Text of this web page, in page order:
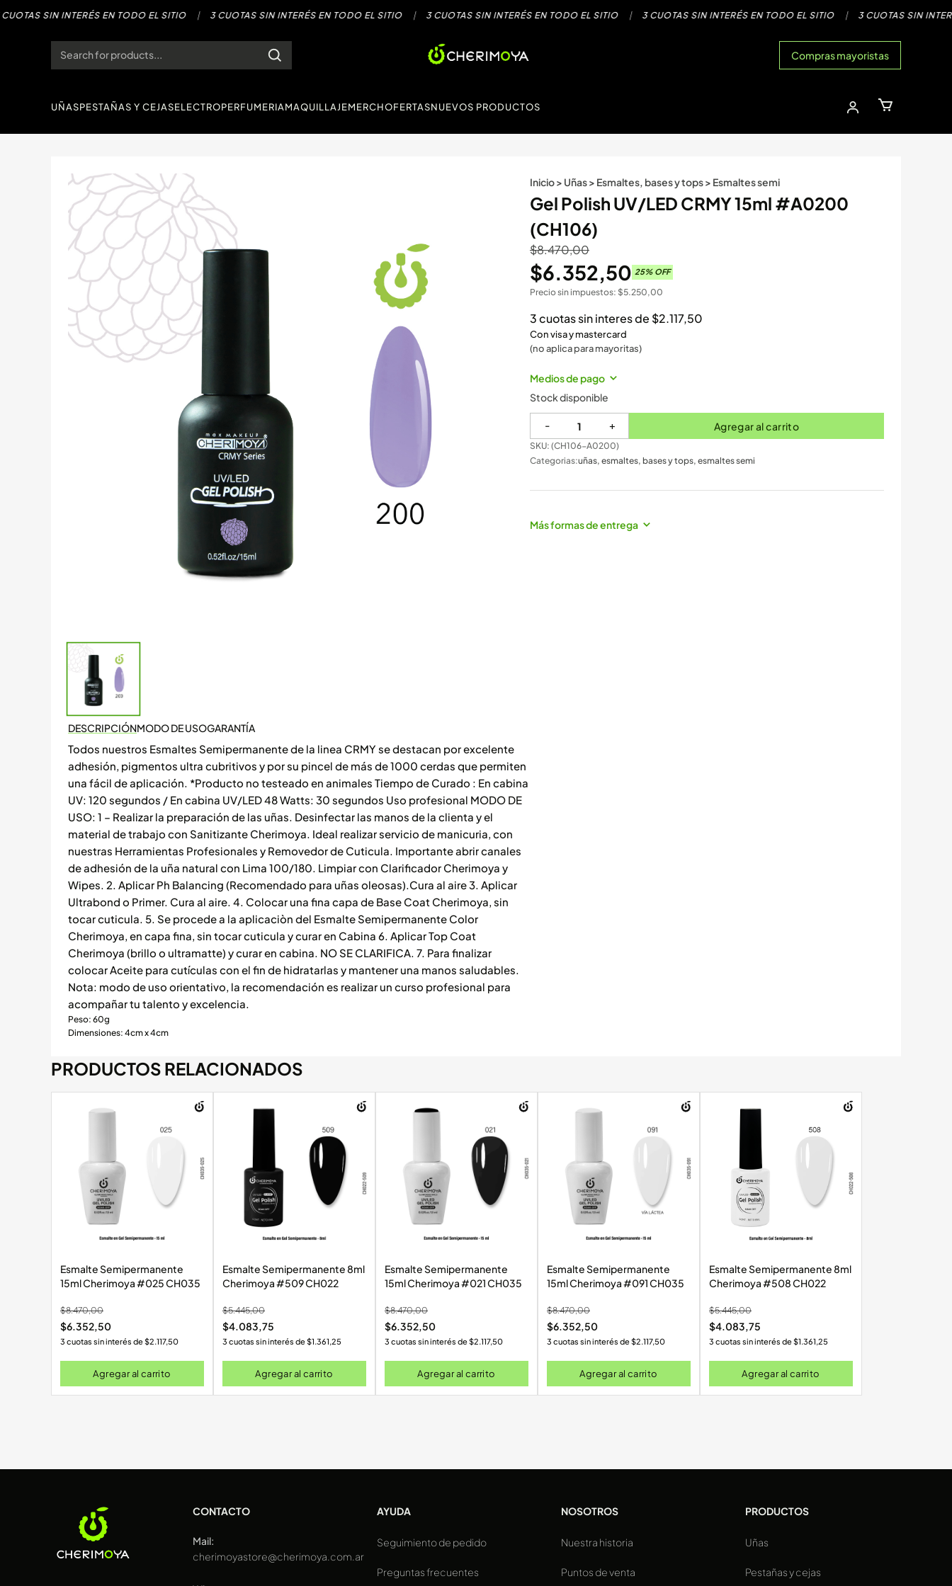
contenido
SIN INTERÉS EN TODO EL SITIO | 3 CUOTAS SIN INTERÉS EN TODO EL SITIO | 3 CUOTAS SIN INTERÉS EN TODO EL SITIO | 3 CUOTAS SIN INTERÉS EN TODO EL SITIO | 3 CUOTAS SIN INTERÉS
Products
search
Compras mayoristas
UÑASPESTAÑAS Y CEJASELECTROPERFUMERIAMAQUILLAJEMERCHOFERTASNUEVOS PRODUCTOS
DESCRIPCIÓNMODO DE USOGARANTÍA
Todos nuestros Esmaltes Semipermanente de la linea CRMY se destacan por excelente
adhesión, pigmentos ultra cubritivos y por su pincel de más de 1000 cerdas que permiten
una fácil de aplicación. *Producto no testeado en animales Tiempo de Curado : En cabina
UV: 120 segundos / En cabina UV/LED 48 Watts: 30 segundos Uso profesional MODO DE
USO: 1 – Realizar la preparación de las uñas. Desinfectar las manos de la clienta y el
material de trabajo con Sanitizante Cherimoya. Ideal realizar servicio de manicuria, con
nuestras Herramientas Profesionales y Removedor de Cuticula. Importante abrir canales
de adhesión de la uña natural con Lima 100/180. Limpiar con Clarificador Cherimoya y
Wipes. 2. Aplicar Ph Balancing (Recomendado para uñas oleosas).Cura al aire 3. Aplicar
Ultrabond o Primer. Cura al aire. 4. Colocar una fina capa de Base Coat Cherimoya, sin
tocar cuticula. 5. Se procede a la aplicaciòn del Esmalte Semipermanente Color
Cherimoya, en capa fina, sin tocar cuticula y curar en Cabina 6. Aplicar Top Coat
Cherimoya (brillo o ultramatte) y curar en cabina. NO SE CLARIFICA. 7. Para finalizar
colocar Aceite para cutículas con el fin de hidratarlas y mantener una manos saludables.
Nota: modo de uso orientativo, la recomendación es realizar un curso profesional para
acompañar tu talento y excelencia.
Peso: 60g
Dimensiones: 4cm x 4cm
Inicio> Uñas> Esmaltes, bases y tops> Esmaltes semi
Gel Polish UV/LED CRMY 15ml #A0200
(CH106)
$8.470,00
$6.352,50 25% OFF
Precio sin impuestos: $5.250,00
3 cuotas sin interes de $2.117,50
Con visa y mastercard
(no aplica para mayoritas)
Medios de pago
Stock disponible
- + Agregar al carrito
SKU: (CH106-A0200)
Categorias:uñas, esmaltes, bases y tops, esmaltes semi
Más formas de entrega
PRODUCTOS RELACIONADOS
Esmalte Semipermanente
15ml Cherimoya #025 CH035
$8.470,00
$6.352,50
3 cuotas sin interés de $2.117,50
Agregar al carrito
Esmalte Semipermanente 8ml
Cherimoya #509 CH022
$5.445,00
$4.083,75
3 cuotas sin interés de $1.361,25
Agregar al carrito
Esmalte Semipermanente
15ml Cherimoya #021 CH035
$8.470,00
$6.352,50
3 cuotas sin interés de $2.117,50
Agregar al carrito
Esmalte Semipermanente
15ml Cherimoya #091 CH035
$8.470,00
$6.352,50
3 cuotas sin interés de $2.117,50
Agregar al carrito
Esmalte Semipermanente 8ml
Cherimoya #508 CH022
$5.445,00
$4.083,75
3 cuotas sin interés de $1.361,25
Agregar al carrito
CONTACTO
Mail:
cherimoyastore@cherimoya.com.ar
AYUDA
Seguimiento de pedido
Preguntas frecuentes
NOSOTROS
Nuestra historia
Puntos de venta
PRODUCTOS
Uñas
Pestañas y cejas